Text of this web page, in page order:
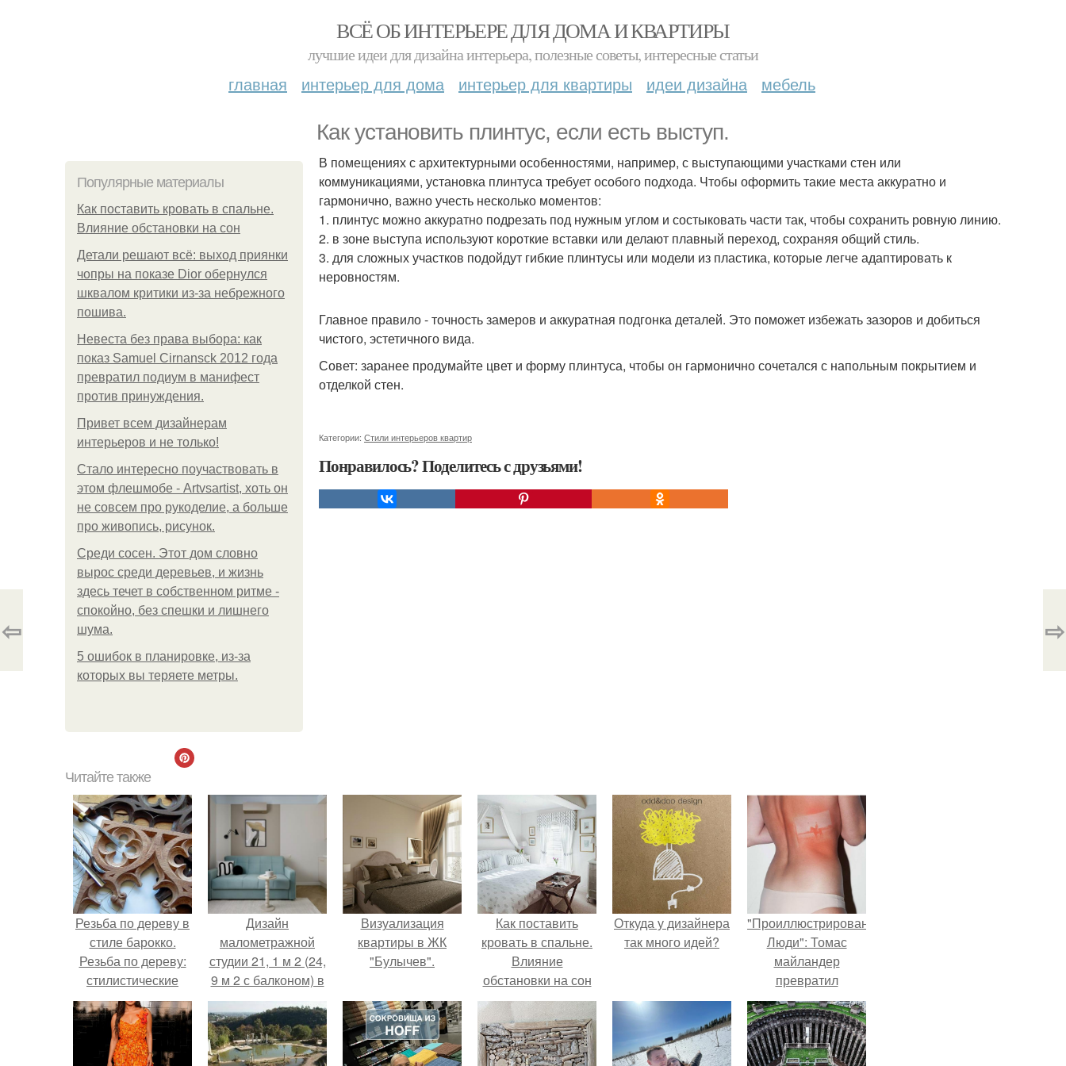
ВСЁ ОБ ИНТЕРЬЕРЕ ДЛЯ ДОМА И КВАРТИРЫ
лучшие идеи для дизайна интерьера, полезные советы, интересные статьи
главная интерьер для дома интерьер для квартиры идеи дизайна мебель
Как установить плинтус, если есть выступ.
Популярные материалы
Как поставить кровать в спальне.
Влияние обстановки на сон
Детали решают всё: выход приянки
чопры на показе Dior обернулся
шквалом критики из-за небрежного
пошива.
Невеста без права выбора: как
показ Samuel Cirnansck 2012 года
превратил подиум в манифест
против принуждения.
Привет всем дизайнерам
интерьеров и не только!
Стало интересно поучаствовать в
этом флешмобе - Artvsartist, хоть он
не совсем про рукоделие, а больше
про живопись, рисунок.
Среди сосен. Этот дом словно
вырос среди деревьев, и жизнь
здесь течет в собственном ритме -
спокойно, без спешки и лишнего
шума.
5 ошибок в планировке, из-за
которых вы теряете метры.
В помещениях с архитектурными особенностями, например, с выступающими участками стен или
коммуникациями, установка плинтуса требует особого подхода. Чтобы оформить такие места аккуратно и
гармонично, важно учесть несколько моментов:
1. плинтус можно аккуратно подрезать под нужным углом и состыковать части так, чтобы сохранить ровную линию.
2. в зоне выступа используют короткие вставки или делают плавный переход, сохраняя общий стиль.
3. для сложных участков подойдут гибкие плинтусы или модели из пластика, которые легче адаптировать к
неровностям.
Главное правило - точность замеров и аккуратная подгонка деталей. Это поможет избежать зазоров и добиться
чистого, эстетичного вида.
Совет: заранее продумайте цвет и форму плинтуса, чтобы он гармонично сочетался с напольным покрытием и
отделкой стен.
Категории: Стили интерьеров квартир
Понравилось? Поделитесь с друзьями!
⇦ ⇨
Читайте также
Резьба по дереву в
стиле барокко.
Резьба по дереву:
стилистические
направления и
характерные узоры.
Дизайн
малометражной
студии 21, 1 м 2 (24,
9 м 2 с балконом) в
Краснодаре.
Визуализация
квартиры в ЖК
"Булычев".
Как поставить
кровать в спальне.
Влияние
обстановки на сон
Откуда у дизайнера
так много идей?
"Проиллюстрированные
Люди": Томас
майландер
превратил
солнечные ожоги в
арт - объект.